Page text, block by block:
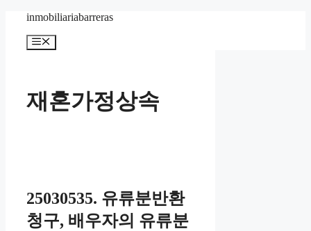
content
inmobiliariabarreras
Menu
재혼가정상속
25030535. 유류분반환
청구, 배우자의 유류분